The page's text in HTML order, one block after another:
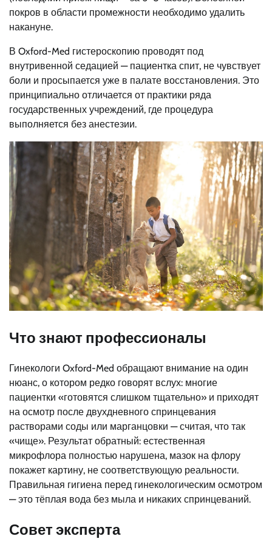
покров в области промежности необходимо удалить
накануне.
В Oxford-Med гистероскопию проводят под
внутривенной седацией — пациентка спит, не чувствует
боли и просыпается уже в палате восстановления. Это
принципиально отличается от практики ряда
государственных учреждений, где процедура
выполняется без анестезии.
Что знают профессионалы
Гинекологи Oxford-Med обращают внимание на один
нюанс, о котором редко говорят вслух: многие
пациентки «готовятся слишком тщательно» и приходят
на осмотр после двухдневного спринцевания
растворами соды или марганцовки — считая, что так
«чище». Результат обратный: естественная
микрофлора полностью нарушена, мазок на флору
покажет картину, не соответствующую реальности.
Правильная гигиена перед гинекологическим осмотром
— это тёплая вода без мыла и никаких спринцеваний.
Совет эксперта